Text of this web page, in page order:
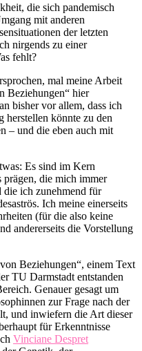
die sich pandemisch
mit anderen
der letzten
nirgends zu einer
fehlt?
mal meine Arbeit
Beziehungen“ hier
bisher vor allem, dass ich
herstellen könnte zu den
– und die eben auch mit
Es sind im Kern
die mich immer
die ich zunehmend für
Ich meine einerseits
(für die also keine
andererseits die Vorstellung
Beziehungen“, einem Text
TU Darmstadt entstanden
Genauer gesagt um
zur Frage nach der
und inwiefern die Art dieser
für Erkenntnisse
Vinciane Despret